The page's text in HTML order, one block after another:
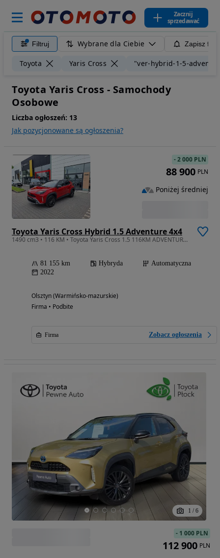
Zacznij
sprzedawać
Filtruj Wybrane dla Ciebie Zapisz
Toyota Yaris Cross "ver-hybrid-1-5-
Toyota Yaris Cross - Samochody
Osobowe
Liczba ogłoszeń: 13
Jak pozycjonowane są ogłoszenia?
Toyota Yaris Cross Hybrid 1.5 Adventure 4x4
1490 cm3 • 116 KM • Toyota Yaris Cross 1.5 116KM ADVENTURE 4X4 / Salon PL / Niski przebieg
81 155 km Hybryda
Automatyczna
2022
Olsztyn (Warmińsko-mazurskie)
Firma • Podbite
Firma Zobacz ogłoszenia
-2 000 PLN
88 900 PLN
Poniżej średniej
1 / 6
- 1 000 PLN
112 900 PLN